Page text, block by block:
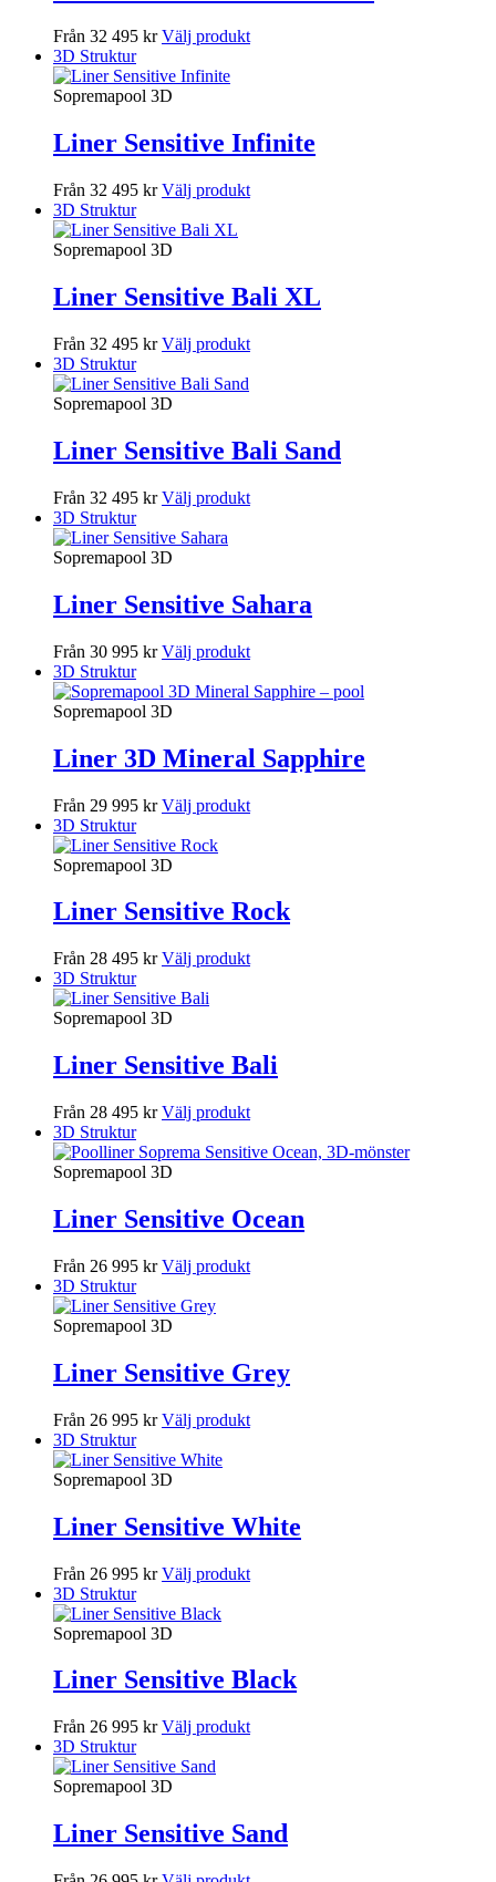
Från 32 495 kr Välj produkt
3D Struktur
Sopremapool 3D
Liner Sensitive Infinite
Från 32 495 kr Välj produkt
3D Struktur
Sopremapool 3D
Liner Sensitive Bali XL
Från 32 495 kr Välj produkt
3D Struktur
Sopremapool 3D
Liner Sensitive Bali Sand
Från 32 495 kr Välj produkt
3D Struktur
Sopremapool 3D
Liner Sensitive Sahara
Från 30 995 kr Välj produkt
3D Struktur
Sopremapool 3D
Liner 3D Mineral Sapphire
Från 29 995 kr Välj produkt
3D Struktur
Sopremapool 3D
Liner Sensitive Rock
Från 28 495 kr Välj produkt
3D Struktur
Sopremapool 3D
Liner Sensitive Bali
Från 28 495 kr Välj produkt
3D Struktur
Sopremapool 3D
Liner Sensitive Ocean
Från 26 995 kr Välj produkt
3D Struktur
Sopremapool 3D
Liner Sensitive Grey
Från 26 995 kr Välj produkt
3D Struktur
Sopremapool 3D
Liner Sensitive White
Från 26 995 kr Välj produkt
3D Struktur
Sopremapool 3D
Liner Sensitive Black
Från 26 995 kr Välj produkt
3D Struktur
Sopremapool 3D
Liner Sensitive Sand